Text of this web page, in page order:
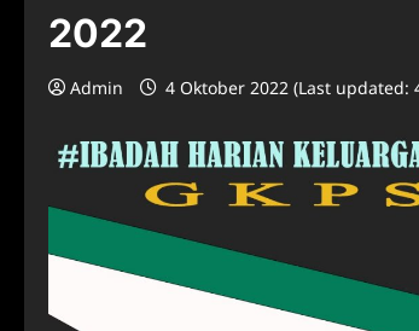
2022
Admin 4 Oktober 2022 (Last updated: